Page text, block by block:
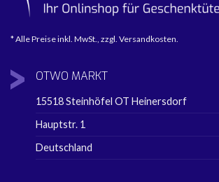
* Alle Preise inkl. MwSt., zzgl. Versandkosten.
OTWO MARKT
15518 Steinhöfel OT Heinersdorf
Hauptstr. 1
Deutschland